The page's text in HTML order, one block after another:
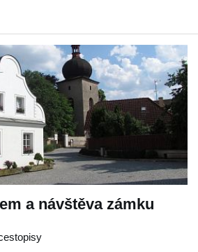
a návštěva zámku